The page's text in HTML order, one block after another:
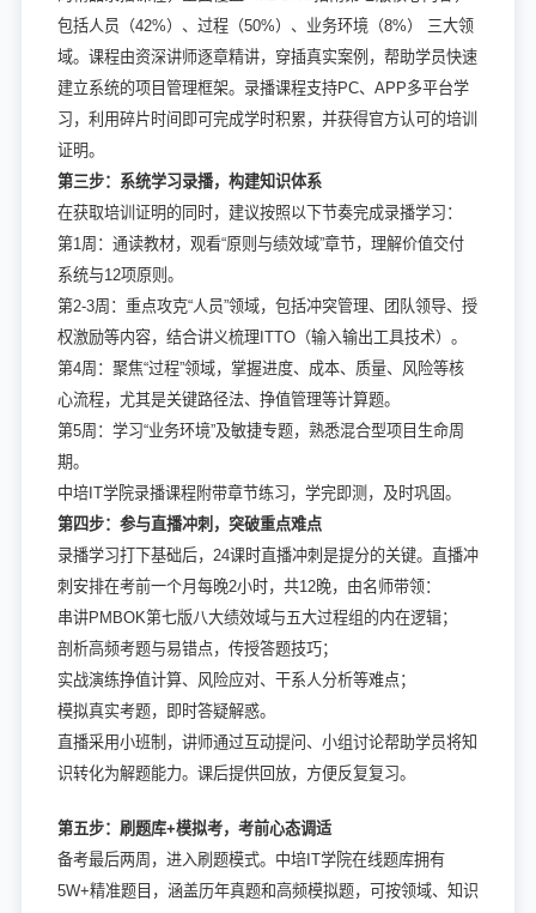
包括人员（42%）、过程（50%）、业务环境（8%） 三大领
域。课程由资深讲师逐章精讲，穿插真实案例，帮助学员快速
建立系统的项目管理框架。录播课程支持PC、APP多平台学
习，利用碎片时间即可完成学时积累，并获得官方认可的培训
证明。
第三步：系统学习录播，构建知识体系
在获取培训证明的同时，建议按照以下节奏完成录播学习：
第1周：通读教材，观看“原则与绩效域”章节，理解价值交付
系统与12项原则。
第2-3周：重点攻克“人员”领域，包括冲突管理、团队领导、授
权激励等内容，结合讲义梳理ITTO（输入输出工具技术）。
第4周：聚焦“过程”领域，掌握进度、成本、质量、风险等核
心流程，尤其是关键路径法、挣值管理等计算题。
第5周：学习“业务环境”及敏捷专题，熟悉混合型项目生命周
期。
中培IT学院录播课程附带章节练习，学完即测，及时巩固。
第四步：参与直播冲刺，突破重点难点
录播学习打下基础后，24课时直播冲刺是提分的关键。直播冲
刺安排在考前一个月每晚2小时，共12晚，由名师带领：
串讲PMBOK第七版八大绩效域与五大过程组的内在逻辑；
剖析高频考题与易错点，传授答题技巧；
实战演练挣值计算、风险应对、干系人分析等难点；
模拟真实考题，即时答疑解惑。
直播采用小班制，讲师通过互动提问、小组讨论帮助学员将知
识转化为解题能力。课后提供回放，方便反复复习。
第五步：刷题库+模拟考，考前心态调适
备考最后两周，进入刷题模式。中培IT学院在线题库拥有
5W+精准题目，涵盖历年真题和高频模拟题，可按领域、知识